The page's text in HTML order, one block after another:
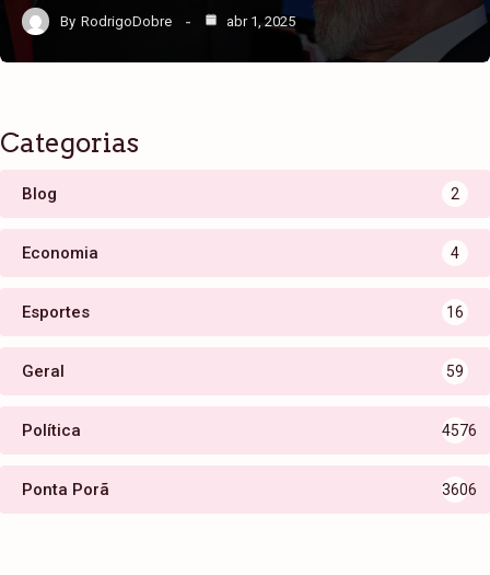
By RodrigoDobre abr 1, 2025
Categorias
Blog 2
Economia 4
Esportes 16
Geral 59
Política 4576
Ponta Porã 3606